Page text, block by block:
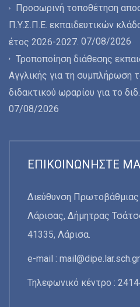
Προσωρινή τοποθέτηση
Π.Υ.Σ.Π.Ε. εκπαιδευτικών
έτος 2026-2027. 07/08/2026
Τροποποίηση διάθεσης
Αγγλικής για τη συμπλήρωση
διδακτικού ωραρίου για το
07/08/2026
ΕΠΙΚΟΙΝΩΝΉΣΤΕ
Διεύθυνση Πρωτοβάθμιας
Λάρισας, Δήμητρας
41335, Λάρισα.
e-mail : mail@dipe.lar.sch.gr
Τηλεφωνικό κέντρο :